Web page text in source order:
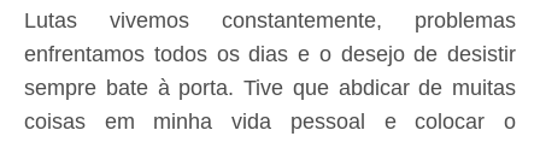
Lutas vivemos constantemente, problemas
enfrentamos todos os dias e o desejo de desistir
sempre bate à porta. Tive que abdicar de muitas
coisas em minha vida pessoal e colocar o